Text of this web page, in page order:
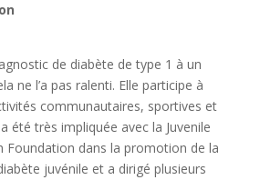
de diabète de type 1 à un
ne l’a pas ralenti. Elle participe à
communautaires, sportives et
été très impliquée avec la Juvenile
Foundation dans la promotion de la
juvénile et a dirigé plusieurs